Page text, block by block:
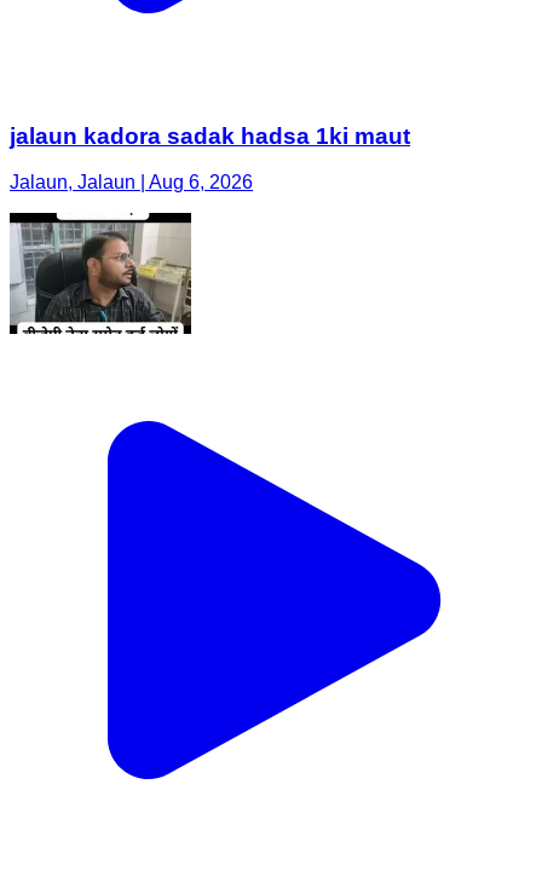
jalaun kadora sadak hadsa 1ki maut
Jalaun, Jalaun | Aug 6, 2026